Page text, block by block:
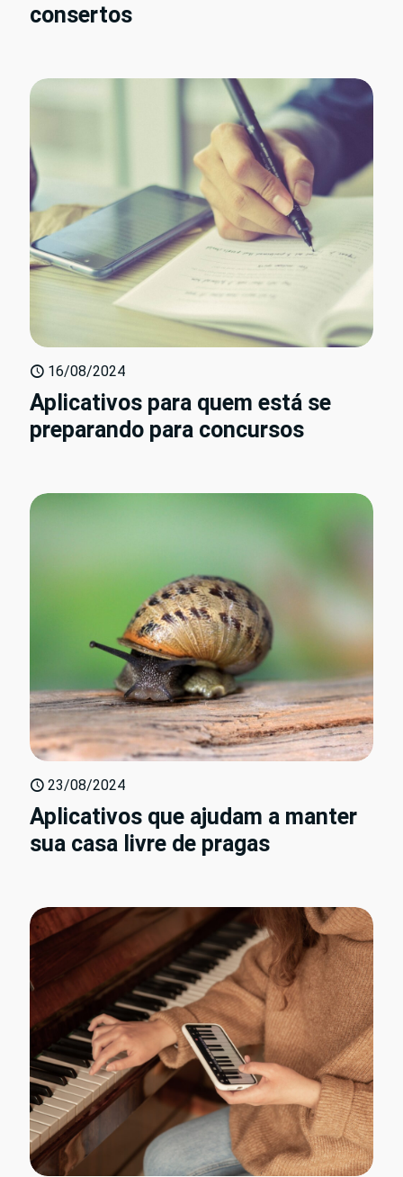
consertos
16/08/2024
Aplicativos para quem está se
preparando para concursos
23/08/2024
Aplicativos que ajudam a manter
sua casa livre de pragas